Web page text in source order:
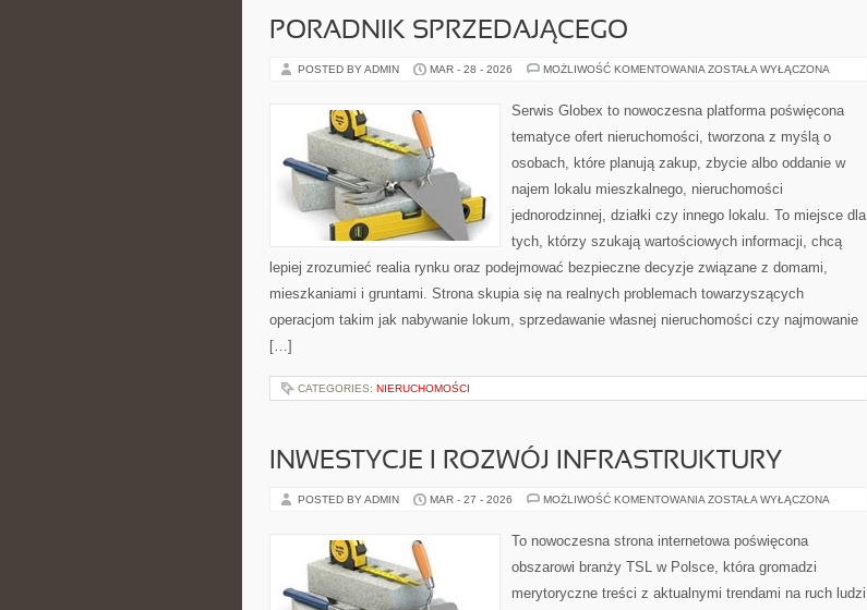
PORADNIK SPRZEDAJĄCEGO
POSTED BY ADMIN MAR - 28 - 2026 MOŻLIWOŚĆ KOMENTOWANIA PORADNIK
ZOSTAŁA WYŁĄCZONA
Serwis Globex to nowoczesna platforma poświęcona
tematyce ofert nieruchomości, tworzona z myślą o
osobach, które planują zakup, zbycie albo oddanie w
najem lokalu mieszkalnego, nieruchomości
jednorodzinnej, działki czy innego lokalu. To miejsce dla
tych, którzy szukają wartościowych informacji, chcą
lepiej zrozumieć realia rynku oraz podejmować bezpieczne decyzje związane z domami,
mieszkaniami i gruntami. Strona skupia się na realnych problemach towarzyszących
operacjom takim jak nabywanie lokum, sprzedawanie własnej nieruchomości czy najmowanie
[…]
CATEGORIES: NIERUCHOMOŚCI
INWESTYCJE I ROZWÓJ INFRASTRUKTURY
POSTED BY ADMIN MAR - 27 - 2026 MOŻLIWOŚĆ KOMENTOWANIA INWESTYCJE
INFRASTRUKTURY
ZOSTAŁA WYŁĄCZONA
To nowoczesna strona internetowa poświęcona
obszarowi branży TSL w Polsce, która gromadzi
merytoryczne treści z aktualnymi trendami na ruch ludzi